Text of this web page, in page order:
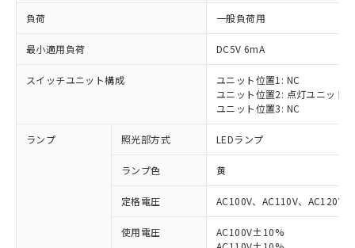
負荷 一般負荷用
最小適用負荷 DC5V 6mA
スイッチユニット構成
ユニット位置1: NC
ユニット位置2: 点灯ユニット
ユニット位置3: NC
ランプ 照光部方式 LEDランプ
ランプ色 黄
定格電圧 AC100V、AC110V、AC120V
使用電圧
AC100V±10%